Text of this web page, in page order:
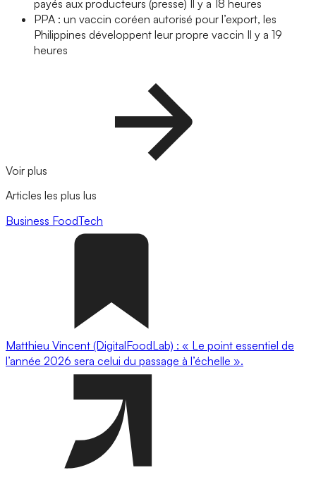
payés aux producteurs (presse)
Il y a 18 heures
PPA : un vaccin coréen autorisé pour l’export, les
Philippines développent leur propre vaccin Il y a 19
heures
Voir plus
Articles les plus lus
Business FoodTech
Matthieu Vincent (DigitalFoodLab) : « Le point essentiel de
l’année 2026 sera celui du passage à l’échelle ».